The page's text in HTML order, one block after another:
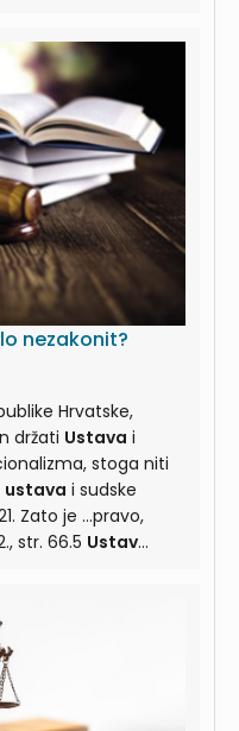
kanonskom pravu.
. Točno je da
Ustavni sud ocjenjuje je li osporeni ...
nezakonit?
Hrvatske,
držati Ustava i
ustava i sudske
je ...pravo,
str. 66.5 Ustav